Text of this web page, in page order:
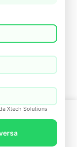
Privacidade
a experiência
e visitas
você concorda
você pode
Xtech Solutions